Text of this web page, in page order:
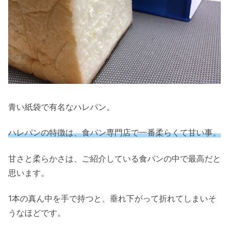
青い紙袋で有名なハレパン。
ハレパンの特徴は、食パン専門店で一番柔らくて甘い事。
甘さと柔らかさは、ご紹介している食パンの中で最高だと
思います。
1本の真ん中を手で持つと、垂れ下がって折れてしまいそ
うなほどです。